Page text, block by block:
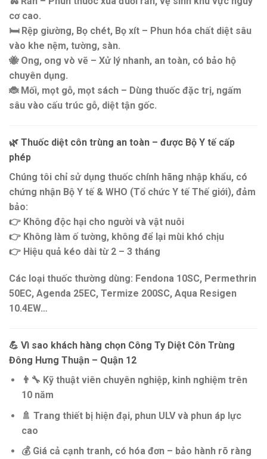
cơ cao.
🛏️ Rệp giường, Bọ chét, Bọ xít – Phun hóa chất diệt sâu
vào khe nệm, tường, sàn.
🐝 Ong, ong vò vẽ – Xử lý nhanh, an toàn, có bảo hộ
chuyên dụng.
🐞 Mối, mọt gỗ, mọt sách – Dùng thuốc đặc trị, ngấm
sâu vào cấu trúc gỗ, diệt tận gốc.
🌿 Thuốc diệt côn trùng an toàn – được Bộ Y tế cấp
phép
Chúng tôi chỉ sử dụng thuốc chính hãng nhập khẩu, có
chứng nhận Bộ Y tế & WHO (Tổ chức Y tế Thế giới), đảm
bảo:
👉 Không độc hại cho người và vật nuôi
👉 Không làm ố tường, không để lại mùi khó chịu
👉 Hiệu quả kéo dài từ 2 – 3 tháng
Các loại thuốc thường dùng: Fendona 10SC, Permethrin
50EC, Agenda 25EC, Termize 200SC, Aqua Resigen
10.4EW…
💪 Vì sao khách hàng chọn Công Ty Diệt Côn Trùng
Đông Hưng Thuận – Quận 12
👨‍🔧 Kỹ thuật viên chuyên nghiệp, kinh nghiệm trên
10 năm
🚿 Trang thiết bị hiện đại, phun ULV và phun áp lực
cao
💰 Giá cả cạnh tranh, có hóa đơn – bảo hành rõ ràng